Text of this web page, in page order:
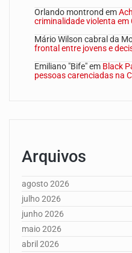
Orlando montrond em
criminalidade violenta em
Mário Wilson cabral da
frontal entre jovens e
Emiliano "Bife"em Black
pessoas carenciadas na
Arquivos
agosto 2026
julho 2026
junho 2026
maio 2026
abril 2026